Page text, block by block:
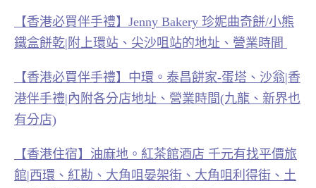
【香港必買伴手禮】Jenny Bakery 珍妮曲奇餅/小熊
鐵盒餅乾|附上環站、尖沙咀站的地址、營業時間
【香港必買伴手禮】中環。泰昌餅家-蛋塔、沙翁|香
港伴手禮|內附各分店地址、營業時間(九龍、新界也
有分店)
【香港住宿】油麻地。紅茶館酒店 千元有找平價旅
館|西環、紅勘、大角咀晏架街、大角咀利得街、土